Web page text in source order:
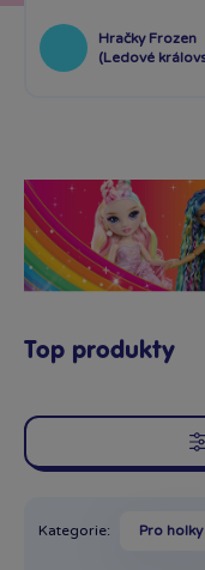
Hračky Frozen
(Ledové
Top produkty
Kategorie: Pro holky